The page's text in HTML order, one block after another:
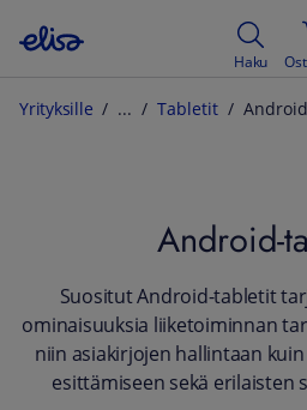
Haku
Yrityksille Tabletit
Android-
Suositut Android-tabletit
ominaisuuksia liiketoiminnan
niin asiakirjojen hallintaan
esittämiseen sekä erilaisten